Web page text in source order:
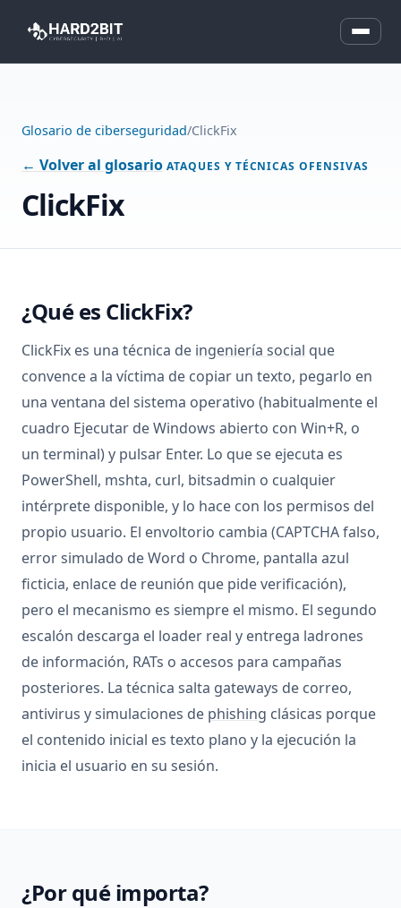
Glosario de ciberseguridad/ClickFix
← Volver al glosario ATAQUES Y TÉCNICAS OFENSIVAS
ClickFix
¿Qué es ClickFix?
ClickFix es una técnica de ingeniería social que
convence a la víctima de copiar un texto, pegarlo en
una ventana del sistema operativo (habitualmente el
cuadro Ejecutar de Windows abierto con Win+R, o
un terminal) y pulsar Enter. Lo que se ejecuta es
PowerShell, mshta, curl, bitsadmin o cualquier
intérprete disponible, y lo hace con los permisos del
propio usuario. El envoltorio cambia (CAPTCHA falso,
error simulado de Word o Chrome, pantalla azul
ficticia, enlace de reunión que pide verificación),
pero el mecanismo es siempre el mismo. El segundo
escalón descarga el loader real y entrega ladrones
de información, RATs o accesos para campañas
posteriores. La técnica salta gateways de correo,
antivirus y simulaciones de phishing clásicas porque
el contenido inicial es texto plano y la ejecución la
inicia el usuario en su sesión.
¿Por qué importa?